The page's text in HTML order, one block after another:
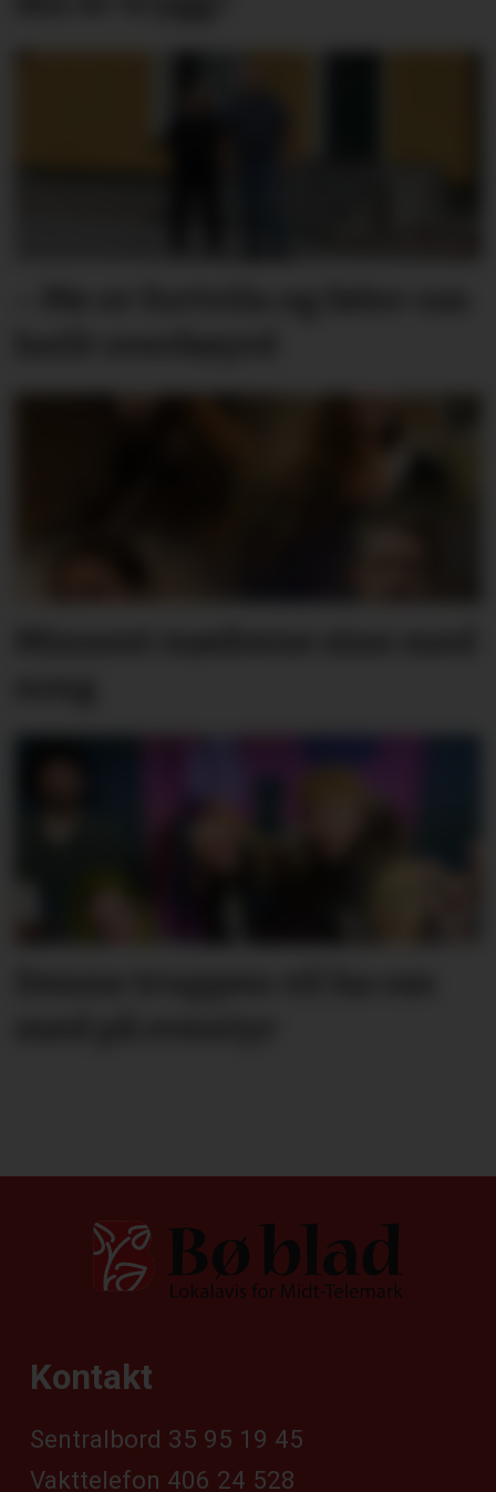
Kontakt
Sentralbord 35 95 19 45
Vakttelefon 406 24 528